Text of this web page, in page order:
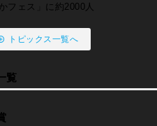
フェス」に約2000人
トピックス一覧へ
覧